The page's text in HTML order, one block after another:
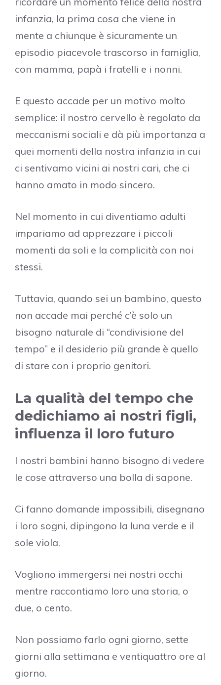
infanzia, la prima cosa che viene in
mente a chiunque è sicuramente un
episodio piacevole trascorso in famiglia,
con mamma, papà i fratelli e i nonni.
E questo accade per un motivo molto
semplice: il nostro cervello è regolato da
meccanismi sociali e dà più importanza a
quei momenti della nostra infanzia in cui
ci sentivamo vicini ai nostri cari, che ci
hanno amato in modo sincero.
Nel momento in cui diventiamo adulti
impariamo ad apprezzare i piccoli
momenti da soli e la complicità con noi
stessi.
Tuttavia, quando sei un bambino, questo
non accade mai perché c’è solo un
bisogno naturale di “condivisione del
tempo” e il desiderio più grande è quello
di stare con i proprio genitori.
La qualità del tempo che
dedichiamo ai nostri figli,
influenza il loro futuro
I nostri bambini hanno bisogno di vedere
le cose attraverso una bolla di sapone.
Ci fanno domande impossibili, disegnano
i loro sogni, dipingono la luna verde e il
sole viola.
Vogliono immergersi nei nostri occhi
mentre raccontiamo loro una storia, o
due, o cento.
Non possiamo farlo ogni giorno, sette
giorni alla settimana e ventiquattro ore al
giorno.